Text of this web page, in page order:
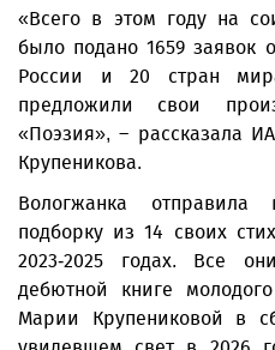
«Всего в этом году на
было подано 1659 заявок
России и 20 стран
предложили свои
«Поэзия», – рассказала
Крупеникова.
Вологжанка отправила
подборку из 14 своих
2023-2025 годах. Все
дебютной книге
Марии Крупениковой в